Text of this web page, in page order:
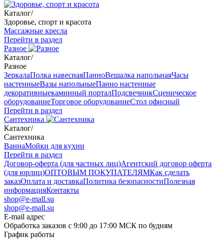
Каталог/
Здоровье, спорт и красота
Массажные кресла
Перейти в раздел
Разное
Каталог/
Разное
ЗеркалаПолка навеснаяПанноВешалка напольнаяЧасы
настенныеВазы напольныеПанно настенные
декоративныекаминный порталПодсвечникСценическое
оборудованиеТорговое оборудованиеСтол офисный
Перейти в раздел
Сантехника
Каталог/
Сантехника
ВаннаМойки для кухни
Перейти в раздел
Договор-оферта (для частных лиц)Агентский договор оферта
(для юрлиц)ОПТОВЫМ ПОКУПАТЕЛЯМКак сделать
заказОплата и доставкаПолитика безопасностиПолезная
информацияКонтакты
shop@e-mall.su
shop@e-mall.su
E-mail адрес
Обработка заказов с 9:00 до 17:00 МСК по будням
График работы